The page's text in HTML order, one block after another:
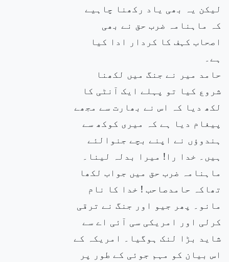
لیکن یہ بھی یاد رکھنا چاہیے
کہ ماہنامہ ضرب حق نے بھی
اصحاب کہف کا کردار ادا کیا
ہے۔
حامد میر نے جنگ میں لکھنا
شروع کیا تو پہلے ایک آنٹی کا
لکھ دیا کہ اس نے بھارت سے مجھے
پیغام دیا ہے کہ میری کوکھ سے
ہندوؤں نے اپنے بچے جنوالئے
ہیں۔ خدا را! میرا بدلہ لینا۔
ماہنامہ ضرب حق میں جواب لکھا
تھاکہ حامدصاحب ! خدا کا نام
مانو۔ پھر جیو اور جنگ نے ترقی
کرلی اور امریکی سی آئی اے سے
شاید بڑا لنک ہوگیا۔ امریکہ کے
اس بیان کو مہم جوئی کے طور پر